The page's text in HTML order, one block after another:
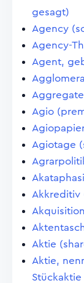
gesagt)
Agency
Agency-
Agent,
Agio
Agiotage
Akkreditiv
Aktie
Aktie,